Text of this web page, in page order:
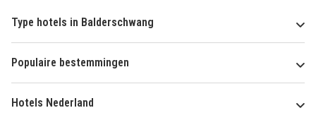
Type hotels in Balderschwang
Populaire bestemmingen
Hotels Nederland